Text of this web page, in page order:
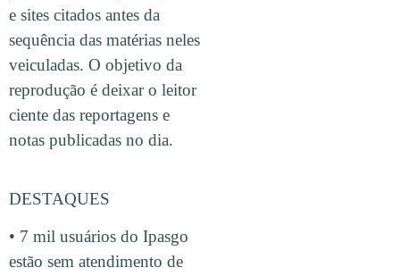
e sites citados antes da
sequência das matérias neles
veiculadas. O objetivo da
reprodução é deixar o leitor
ciente das reportagens e
notas publicadas no dia.
DESTAQUES
• 7 mil usuários do Ipasgo
estão sem atendimento de